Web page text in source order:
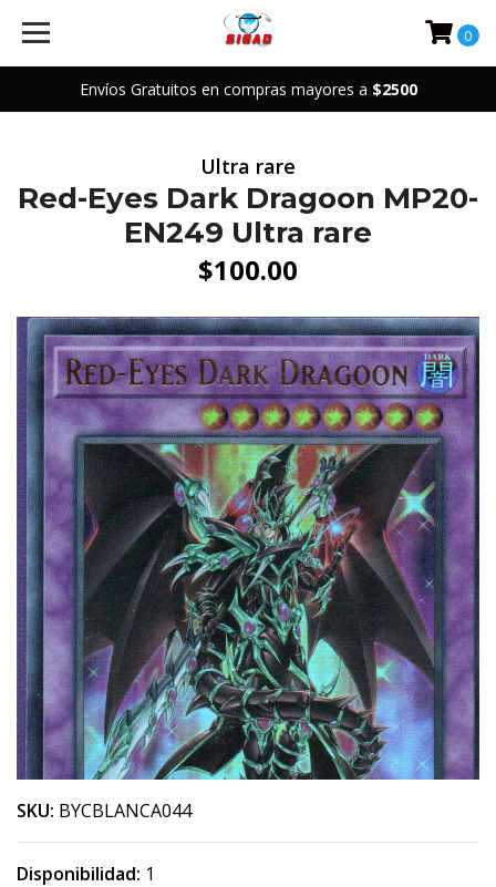
Envíos Gratuitos en compras mayores a $2500
0
Ultra rare
Red-Eyes Dark Dragoon MP20-
EN249 Ultra rare
$100.00
SKU: BYCBLANCA044
Disponibilidad: 1